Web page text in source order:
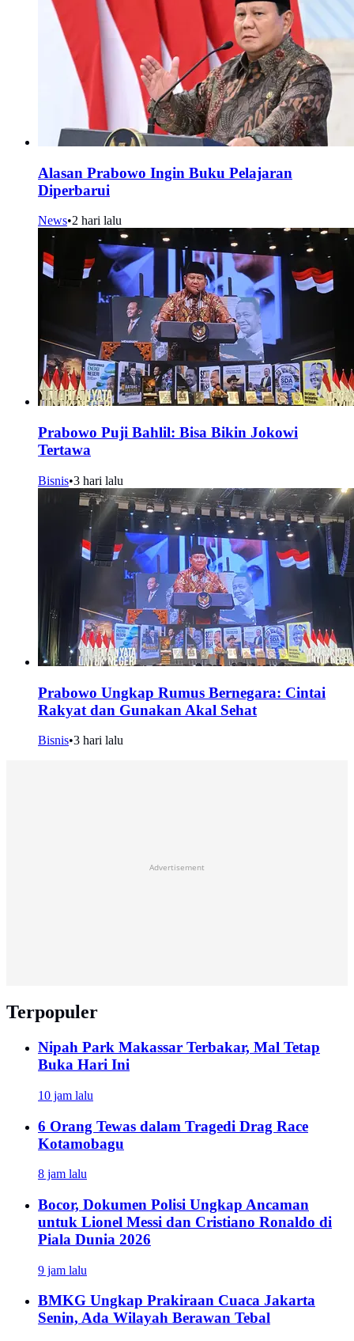
Alasan Prabowo Ingin Buku Pelajaran
Diperbarui
News•2 hari lalu
Prabowo Puji Bahlil: Bisa Bikin Jokowi
Tertawa
Bisnis•3 hari lalu
Prabowo Ungkap Rumus Bernegara: Cintai
Rakyat dan Gunakan Akal Sehat
Bisnis•3 hari lalu
Advertisement
Terpopuler
Nipah Park Makassar Terbakar, Mal Tetap
Buka Hari Ini
10 jam lalu
6 Orang Tewas dalam Tragedi Drag Race
Kotamobagu
8 jam lalu
Bocor, Dokumen Polisi Ungkap Ancaman
untuk Lionel Messi dan Cristiano Ronaldo di
Piala Dunia 2026
9 jam lalu
BMKG Ungkap Prakiraan Cuaca Jakarta
Senin, Ada Wilayah Berawan Tebal